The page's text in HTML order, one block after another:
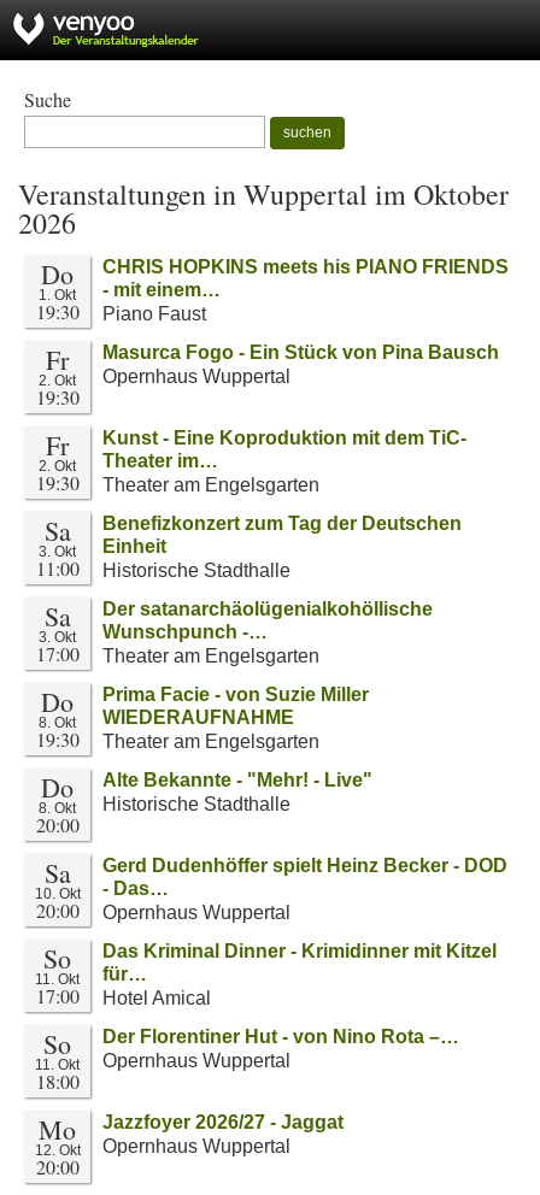
Suche
suchen
Veranstaltungen in Wuppertal im Oktober
2026
Do
1. Okt
19:30
CHRIS HOPKINS meets his PIANO FRIENDS
- mit einem…
Piano Faust
Fr
2. Okt
19:30
Masurca Fogo - Ein Stück von Pina Bausch
Opernhaus Wuppertal
Fr
2. Okt
19:30
Kunst - Eine Koproduktion mit dem TiC-
Theater im…
Theater am Engelsgarten
Sa
3. Okt
11:00
Benefizkonzert zum Tag der Deutschen
Einheit
Historische Stadthalle
Sa
3. Okt
17:00
Der satanarchäolügenialkohöllische
Wunschpunch -…
Theater am Engelsgarten
Do
8. Okt
19:30
Prima Facie - von Suzie Miller
WIEDERAUFNAHME
Theater am Engelsgarten
Do
8. Okt
20:00
Alte Bekannte - "Mehr! - Live"
Historische Stadthalle
Sa
10. Okt
20:00
Gerd Dudenhöffer spielt Heinz Becker - DOD
- Das…
Opernhaus Wuppertal
So
11. Okt
17:00
Das Kriminal Dinner - Krimidinner mit Kitzel
für…
Hotel Amical
So
11. Okt
18:00
Der Florentiner Hut - von Nino Rota –…
Opernhaus Wuppertal
Mo
12. Okt
20:00
Jazzfoyer 2026/27 - Jaggat
Opernhaus Wuppertal